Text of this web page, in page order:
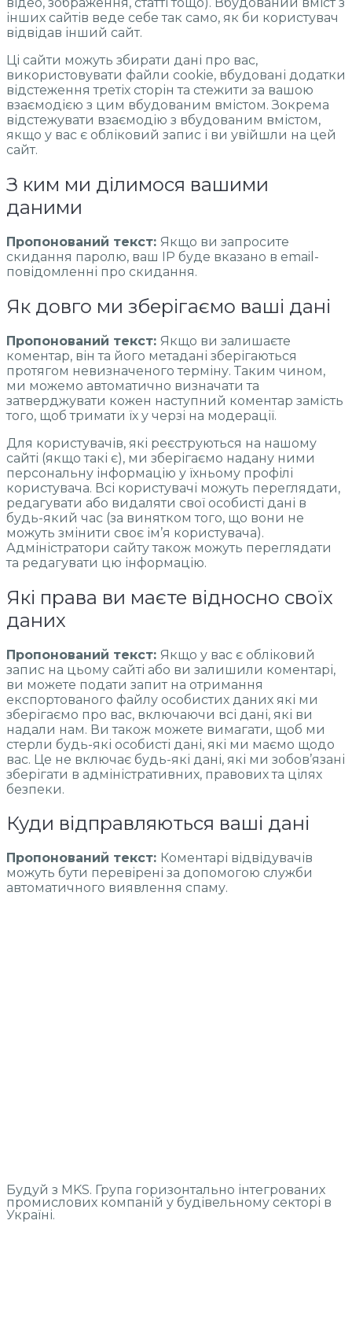
інших сайтів веде себе так само, як би користувач
відвідав інший сайт.
Ці сайти можуть збирати дані про вас,
використовувати файли cookie, вбудовані додатки
відстеження третіх сторін та стежити за вашою
взаємодією з цим вбудованим вмістом. Зокрема
відстежувати взаємодію з вбудованим вмістом,
якщо у вас є обліковий запис і ви увійшли на цей
сайт.
З ким ми ділимося вашими
даними
Пропонований текст: Якщо ви запросите
скидання паролю, ваш IP буде вказано в email-
повідомленні про скидання.
Як довго ми зберігаємо ваші дані
Пропонований текст: Якщо ви залишаєте
коментар, він та його метадані зберігаються
протягом невизначеного терміну. Таким чином,
ми можемо автоматично визначати та
затверджувати кожен наступний коментар замість
того, щоб тримати їх у черзі на модерації.
Для користувачів, які реєструються на нашому
сайті (якщо такі є), ми зберігаємо надану ними
персональну інформацію у їхньому профілі
користувача. Всі користувачі можуть переглядати,
редагувати або видаляти свої особисті дані в
будь-який час (за винятком того, що вони не
можуть змінити своє ім’я користувача).
Адміністратори сайту також можуть переглядати
та редагувати цю інформацію.
Які права ви маєте відносно своїх
даних
Пропонований текст: Якщо у вас є обліковий
запис на цьому сайті або ви залишили коментарі,
ви можете подати запит на отримання
експортованого файлу особистих даних які ми
зберігаємо про вас, включаючи всі дані, які ви
надали нам. Ви також можете вимагати, щоб ми
стерли будь-які особисті дані, які ми маємо щодо
вас. Це не включає будь-які дані, які ми зобов’язані
зберігати в адміністративних, правових та цілях
безпеки.
Куди відправляються ваші дані
Пропонований текст: Коментарі відвідувачів
можуть бути перевірені за допомогою служби
автоматичного виявлення спаму.
Будуй з MKS. Група горизонтально інтегрованих
промислових компаній у будівельному секторі в
Україні.